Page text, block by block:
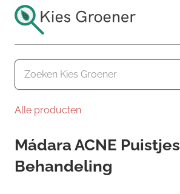
naar
inhoudKies
Groener
Alle producten
Mádara ACNE Puistjes
Behandeling